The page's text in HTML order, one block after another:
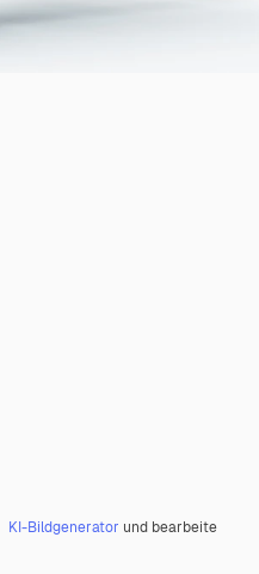
KI-Bildgenerator und bearbeite